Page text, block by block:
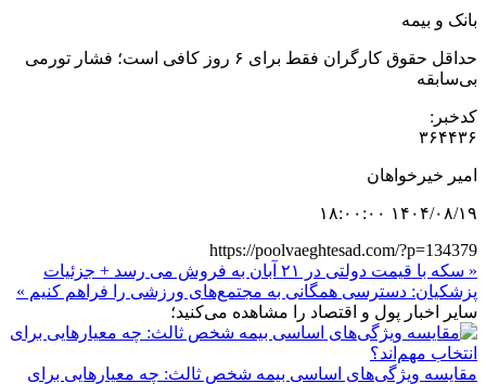
بانک و بیمه
حداقل حقوق کارگران فقط برای ۶ روز کافی است؛ فشار تورمی
بی‌سابقه
کدخبر:
۳۶۴۴۳۶
امیر خیرخواهان
۱۴۰۴/۰۸/۱۹ ۱۸:۰۰:۰۰
https://poolvaeghtesad.com/?p=134379
« سکه با قیمت دولتی در ۲۱ آبان به فروش می رسد + جزئیات
پزشکیان: دسترسی همگانی به مجتمع‌های ورزشی را فراهم کنیم »
سایر اخبار پول و اقتصاد را مشاهده می‌کنید؛
مقایسه ویژگی‌های اساسی بیمه شخص ثالث: چه معیارهایی برای